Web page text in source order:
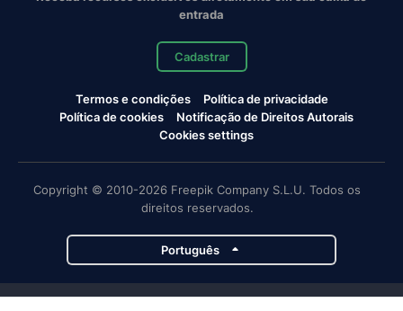
entrada
Cadastrar
Termos e condições
Política de privacidade
Política de cookies
Notificação de Direitos Autorais
Cookies settings
Copyright © 2010-2026 Freepik Company S.L.U. Todos os
direitos reservados.
Português